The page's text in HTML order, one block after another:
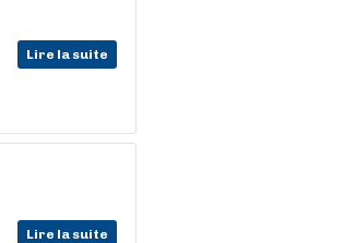
Lire la suite
Lire la suite